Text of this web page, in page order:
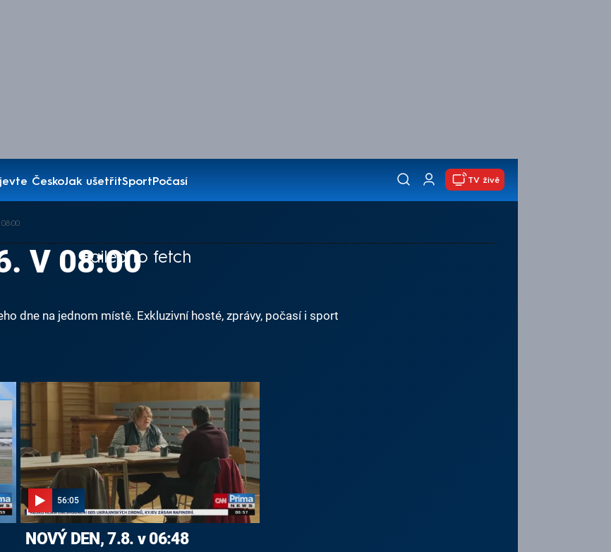
ČeskoJak ušetřitSportPočasí
TV živě
Failed to fetch
V 08:00
dne na jednom místě. Exkluzivní hosté, zprávy, počasí i sport
56:05
NOVÝ DEN, 7.8. v 06:48